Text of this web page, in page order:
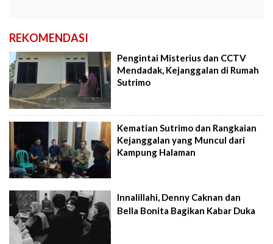
REKOMENDASI
Pengintai Misterius dan CCTV
Mendadak, Kejanggalan di Rumah
Sutrimo
Kematian Sutrimo dan Rangkaian
Kejanggalan yang Muncul dari
Kampung Halaman
Innalillahi, Denny Caknan dan
Bella Bonita Bagikan Kabar Duka